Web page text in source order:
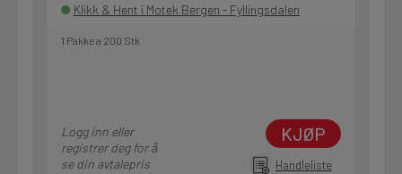
Klikk & Hent i Motek Bergen - Fyllingsdalen
1 Pakke a 200 Stk
Logg inn eller
registrer deg for å
se din avtalepris
KJØP
Handleliste